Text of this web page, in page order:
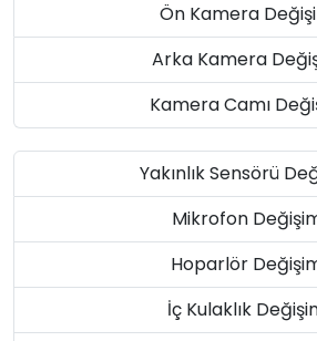
Ön Kamera
Arka Kamera
Kamera Camı
Yakınlık Sensörü
Mikrofon
Hoparlör
İç Kulaklık